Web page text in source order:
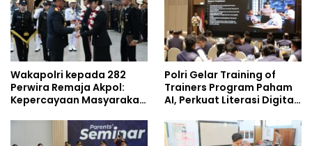
Wakapolri kepada 282
Perwira Remaja Akpol:
Kepercayaan Masyarakat
Polri Gelar Training of
Trainers Program Paham
AI, Perkuat Literasi Digital